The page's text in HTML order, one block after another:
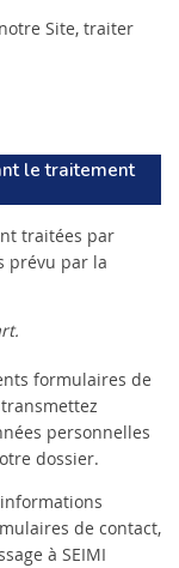
Site, traiter
le traitement
traitées par
prévu par la
formulaires de
personnelles
dossier.
de contact,
à SEIMI